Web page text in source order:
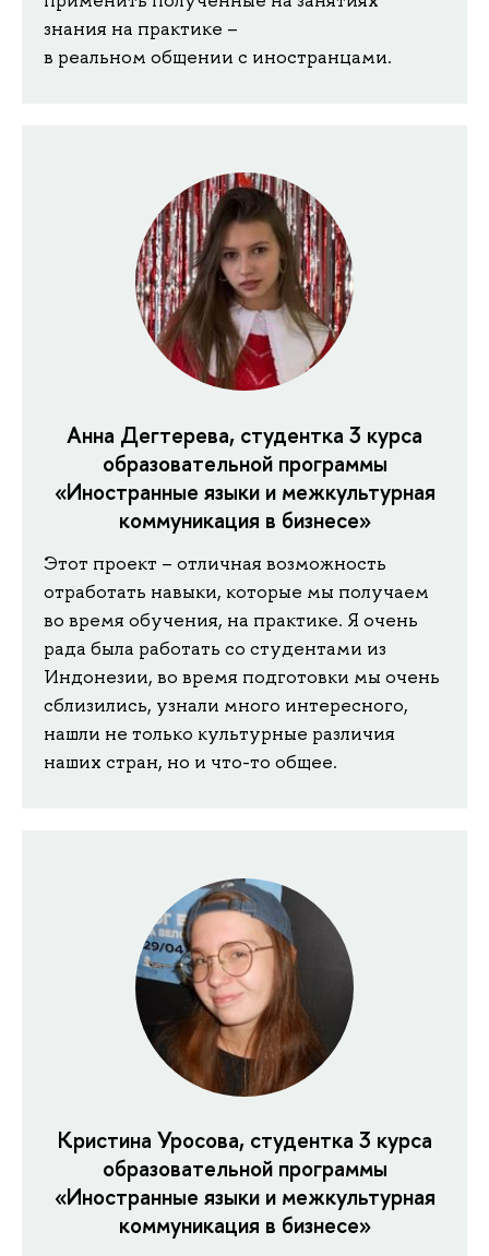
знания на практике –
в реальном общении с иностранцами.
Анна Дегтерева, студентка 3 курса
образовательной программы
«Иностранные языки и межкультурная
коммуникация в бизнесе»
Этот проект – отличная возможность
отработать навыки, которые мы получаем
во время обучения, на практике. Я очень
рада была работать со студентами из
Индонезии, во время подготовки мы очень
сблизились, узнали много интересного,
нашли не только культурные различия
наших стран, но и что-то общее.
Кристина Уросова, студентка 3 курса
образовательной программы
«Иностранные языки и межкультурная
коммуникация в бизнесе»